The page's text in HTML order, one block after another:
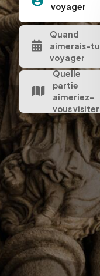
voyager
Quand
aimerais-tu
voyager
Quelle
partie
aimeriez-
vous visiter